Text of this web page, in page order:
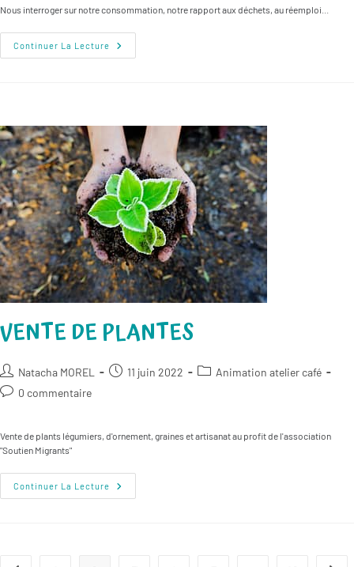
publication :
Nous interroger sur notre consommation, notre rapport aux déchets, au réemploi...
Continuer La Lecture
Zone
De
VENTE DE PLANTES
Auteur/autrice
de
Natacha MOREL
Publication
11 juin 2022
PostAnimation atelier café
Commentaires
publication :
0 commentaire
Vente de plants légumiers, d'ornement, graines et artisanat au profit de l'association
"Soutien Migrants"
Continuer La Lecture
Vente
De